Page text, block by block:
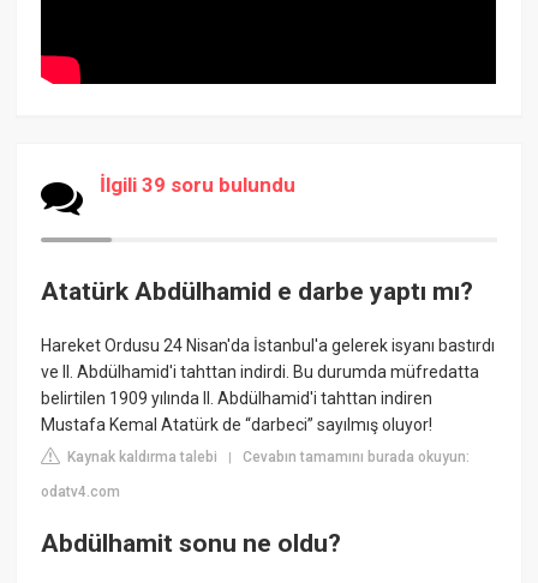
İlgili 39 soru bulundu
Atatürk Abdülhamid e darbe yaptı mı?
Hareket Ordusu 24 Nisan'da İstanbul'a gelerek isyanı bastırdı
ve II. Abdülhamid'i tahttan indirdi. Bu durumda müfredatta
belirtilen 1909 yılında II. Abdülhamid'i tahttan indiren
Mustafa Kemal Atatürk de “darbeci” sayılmış oluyor!
Kaynak kaldırma talebi |Cevabın tamamını burada okuyun:
odatv4.com
Abdülhamit sonu ne oldu?